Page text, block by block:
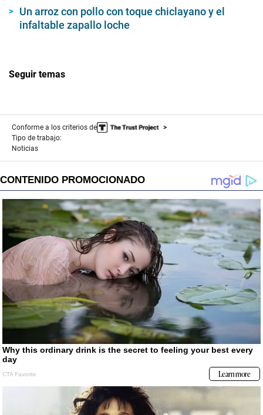
n
d
s
Un arroz con pollo con toque chiclayano y el
infaltable zapallo loche
Seguir temas
Conforme a los criterios de
Tipo de trabajo:
Noticias